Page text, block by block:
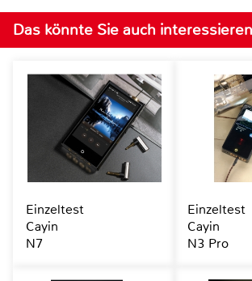
Das könnte Sie auch
Einzeltest
Cayin
N7
Einzeltest
Cayin
N3 Pro